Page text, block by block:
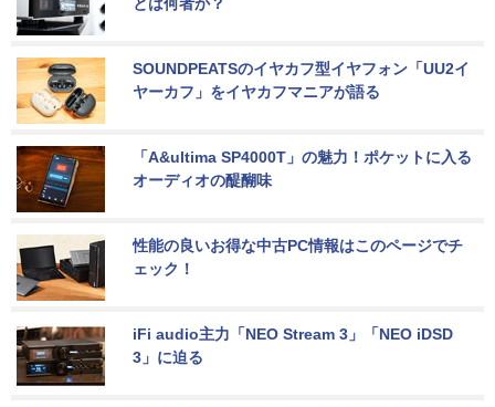
とは何者か？
SOUNDPEATSのイヤカフ型イヤフォン「UU2イ
ヤーカフ」をイヤカフマニアが語る
「A&ultima SP4000T」の魅力！ポケットに入る
オーディオの醍醐味
性能の良いお得な中古PC情報はこのページでチ
ェック！
iFi audio主力「NEO Stream 3」「NEO iDSD
3」に迫る